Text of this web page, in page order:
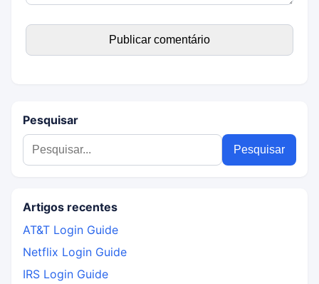
Pesquisar
Artigos recentes
AT&T Login Guide
Netflix Login Guide
IRS Login Guide